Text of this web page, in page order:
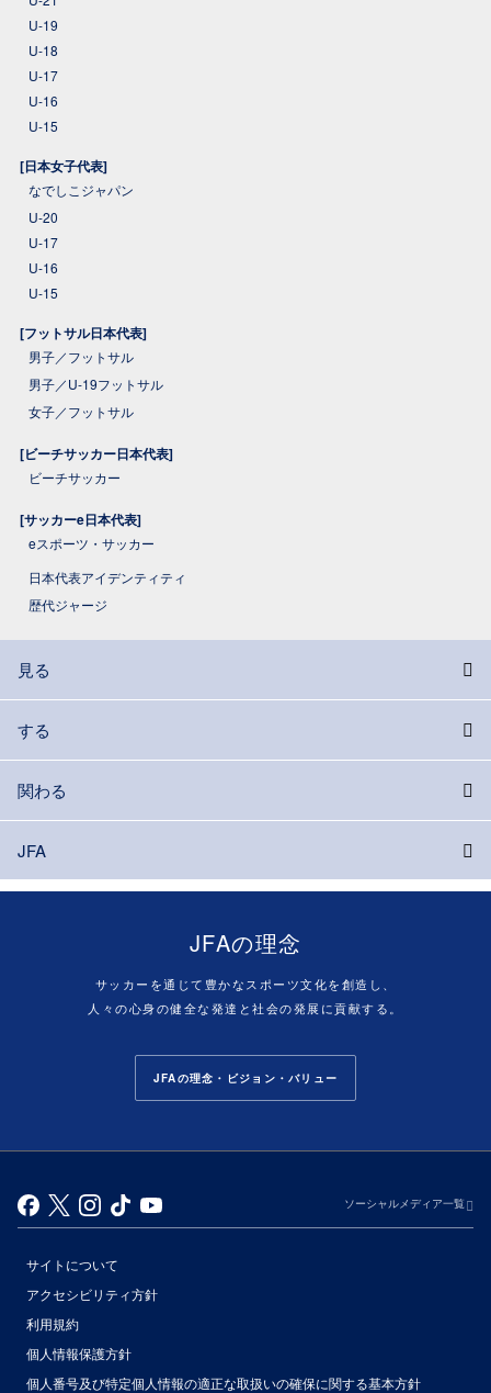
U-19
U-18
U-17
U-16
U-15
[日本女子代表]
なでしこジャパン
U-20
U-17
U-16
U-15
[フットサル日本代表]
男子／フットサル
男子／U-19フットサル
女子／フットサル
[ビーチサッカー日本代表]
ビーチサッカー
[サッカーe日本代表]
eスポーツ・サッカー
日本代表アイデンティティ
歴代ジャージ
見る
する
関わる
JFA
JFAの理念
サッカーを通じて豊かなスポーツ文化を創造し、
人々の心身の健全な発達と社会の発展に貢献する。
JFAの理念・ビジョン・バリュー
ソーシャルメディア一覧
サイトについて
アクセシビリティ方針
利用規約
個人情報保護方針
個人番号及び特定個人情報の適正な取扱いの確保に関する基本方針